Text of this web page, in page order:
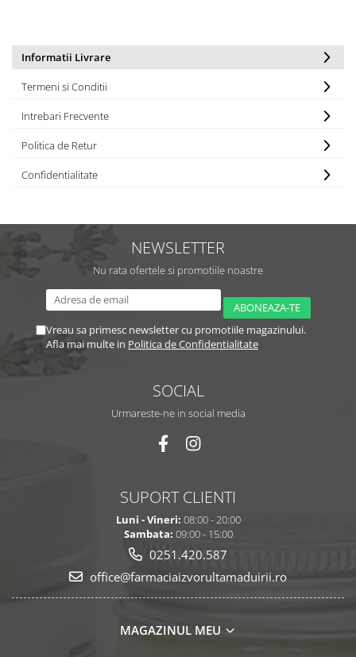
Informatii Livrare
Termeni si Conditii
Intrebari Frecvente
Politica de Retur
Confidentialitate
NEWSLETTER
Nu rata ofertele si promotiile noastre
Vreau sa primesc newsletter cu promotiile magazinului.
Afla mai multe in Politica de Confidentialitate
SOCIAL
Urmareste-ne in social media
SUPORT CLIENTI
Luni - Vineri: 08:00 - 20:00
Sambata: 09:00 - 15:00
0251.420.587
office@farmaciaizvorultamaduirii.ro
MAGAZINUL MEU